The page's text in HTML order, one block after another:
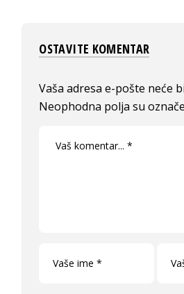
OSTAVITE KOMENTAR
Vaša adresa e-pošte neće
Neophodna polja su